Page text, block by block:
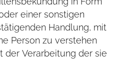
einer sonstigen
Handlung, mit
Person zu verstehen
der Verarbeitung der sie